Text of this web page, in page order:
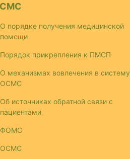
О порядке получения медицинской
помощи
Порядок прикрепления к ПМСП
О механизмах вовлечения в систему
ОСМС
Об источниках обратной связи с
пациентами
ФОМС
ОСМС